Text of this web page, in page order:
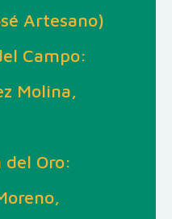
Artesano)
Campo:
Molina,
del Oro: